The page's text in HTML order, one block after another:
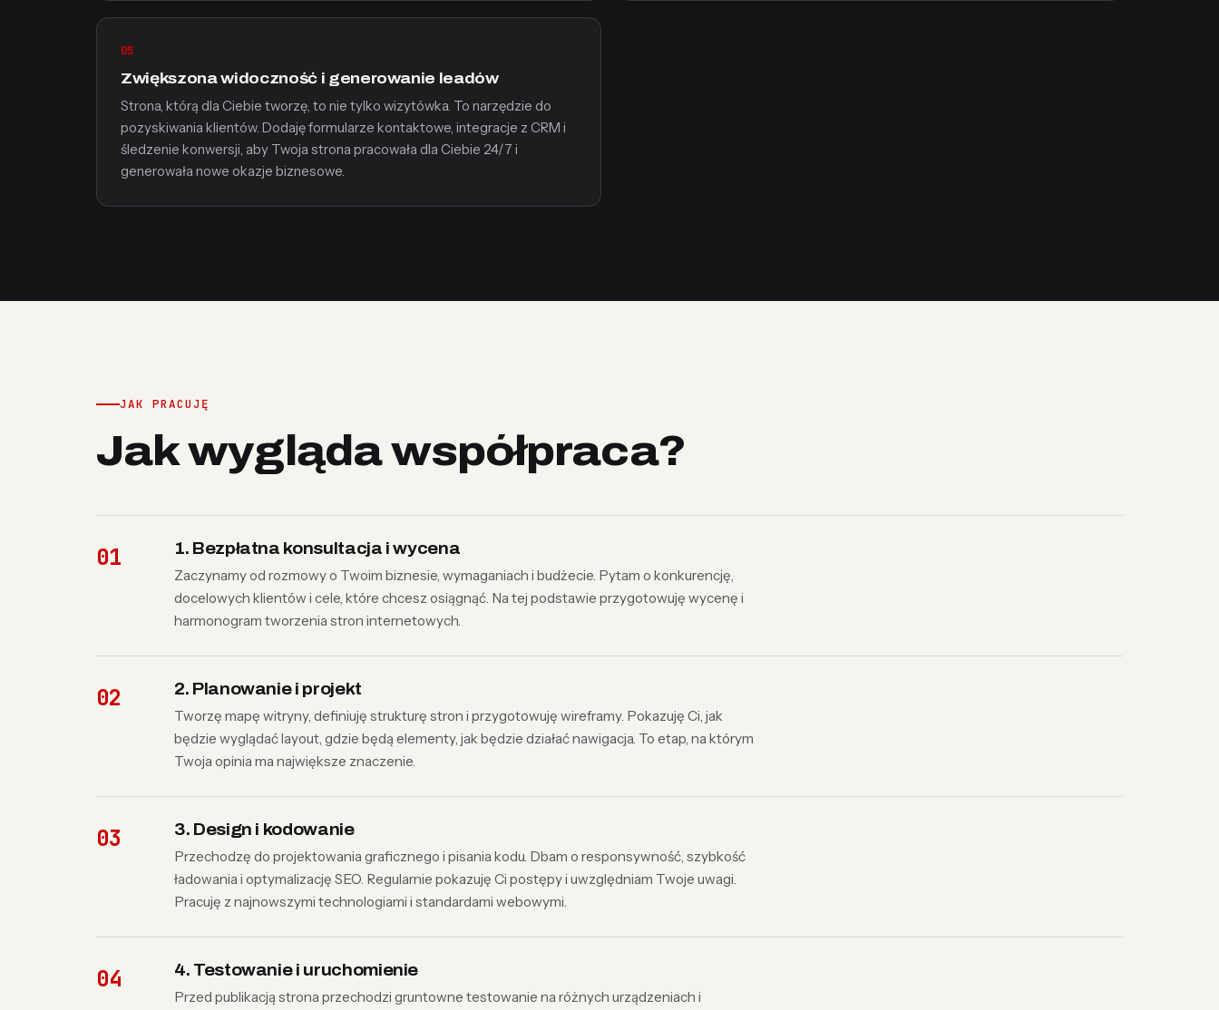
05
Zwiększona widoczność i generowanie leadów
Strona, którą dla Ciebie tworzę, to nie tylko wizytówka. To narzędzie do
pozyskiwania klientów. Dodaję formularze kontaktowe, integracje z CRM i
śledzenie konwersji, aby Twoja strona pracowała dla Ciebie 24/7 i
generowała nowe okazje biznesowe.
JAK PRACUJĘ
Jak wygląda współpraca?
1. Bezpłatna konsultacja i wycena
Zaczynamy od rozmowy o Twoim biznesie, wymaganiach i budżecie. Pytam o konkurencję,
docelowych klientów i cele, które chcesz osiągnąć. Na tej podstawie przygotowuję wycenę i
harmonogram tworzenia stron internetowych.
2. Planowanie i projekt
Tworzę mapę witryny, definiuję strukturę stron i przygotowuję wireframy. Pokazuję Ci, jak
będzie wyglądać layout, gdzie będą elementy, jak będzie działać nawigacja. To etap, na którym
Twoja opinia ma największe znaczenie.
3. Design i kodowanie
Przechodzę do projektowania graficznego i pisania kodu. Dbam o responsywność, szybkość
ładowania i optymalizację SEO. Regularnie pokazuję Ci postępy i uwzględniam Twoje uwagi.
Pracuję z najnowszymi technologiami i standardami webowymi.
4. Testowanie i uruchomienie
Przed publikacją strona przechodzi gruntowne testowanie na różnych urządzeniach i